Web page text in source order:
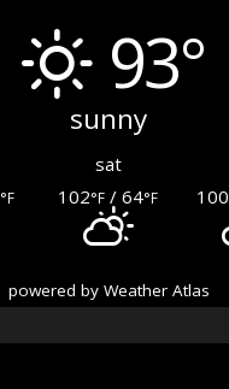
93°
sunny
sat
°F 102°F / 64°F 100
powered by Weather Atlas